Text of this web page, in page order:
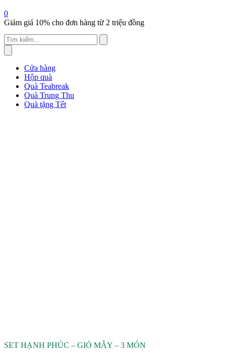
0
Giảm giá 10% cho đơn hàng từ 2 triệu đồng
Cửa hàng
Hộp quà
Quà Teabreak
Quà Trung Thu
Quà tặng Tết
SET HẠNH PHÚC – GIỎ MÂY – 3 MÓN